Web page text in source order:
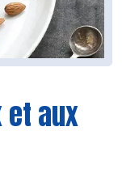
et aux